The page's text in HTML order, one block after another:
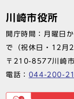
川崎市役所
開庁時間：月曜日
で（祝休日・12月
〒210-8577川崎
電話： 044-200-